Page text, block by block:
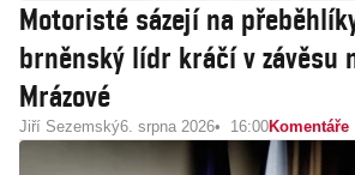
Motoristé sázejí na
brněnský lídr kráčí v závěsu
Mrázové
Jiří Sezemský6. srpna 2026 16:00Komentáře